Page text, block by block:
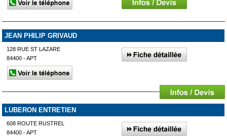
JEAN PHILIP GRIVAUD
128 RUE ST LAZARE
84400 - APT
LUBERON ENTRETIEN
608 ROUTE RUSTREL
84400 - APT